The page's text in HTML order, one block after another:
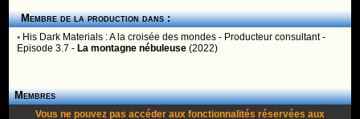
Membre de la production dans :
• His Dark Materials : A la croisée des mondes - Producteur consultant -
Episode 3.7 - La montagne nébuleuse (2022)
Membres
Vous ne pouvez pas accéder aux fonctionnalités réservées aux